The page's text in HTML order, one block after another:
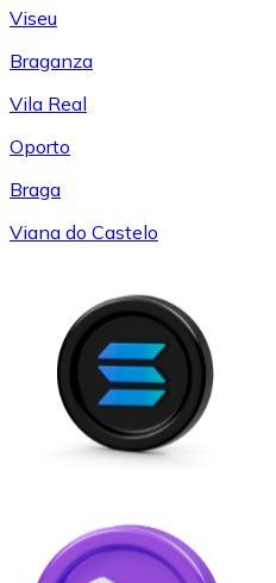
Viseu
Braganza
Vila Real
Oporto
Braga
Viana do Castelo